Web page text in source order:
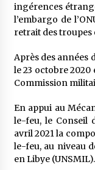
ingérences
l’embargo de
retrait des troupes
Après des années
le 23 octobre 2020
Commission
En appui au
le-feu, le Conseil
avril 2021 la
le-feu, au niveau
en Libye (UNSMIL).